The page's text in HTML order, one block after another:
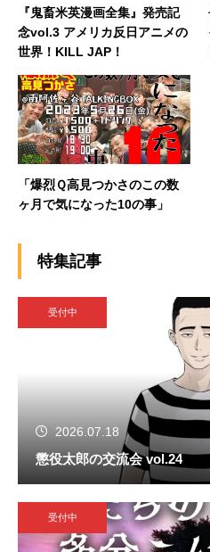
『鬼畜米英漫画全集』発売記
念vol.3 アメリカ反日アニメの
世界！KILL JAP！
「爆烈Ｑ高見つかさのこの数
ヶ月で気になった10の事」
特集記事
受付中
2026.07.18
懲役太郎の交流会 vol.24
受付中